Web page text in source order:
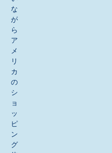
な
が
ら
ア
メ
リ
カ
の
シ
ョ
ッ
ピ
ン
グ